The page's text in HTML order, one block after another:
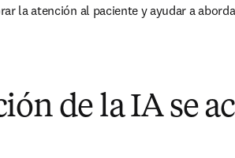
la atención al paciente y ayudar a
de la IA se